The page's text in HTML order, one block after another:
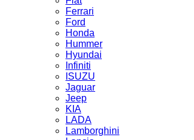
Ferrari
Ford
Honda
Hummer
Hyundai
Infiniti
ISUZU
Jaguar
Jeep
KIA
LADA
Lamborghini